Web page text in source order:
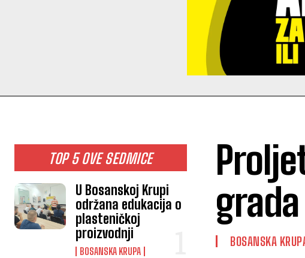
TOP 5 OVE SEDMICE
U Bosanskoj Krupi
održana edukacija o
plasteničkoj
proizvodnji
BOSANSKA KRUPA
BOSANSKA